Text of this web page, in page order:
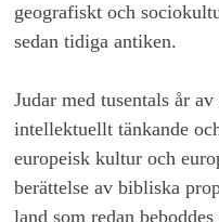
geografiskt och
sedan tidiga antiken.
Judar med tusentals år
intellektuellt tänkande
europeisk kultur och
berättelse av bibliska
land som redan